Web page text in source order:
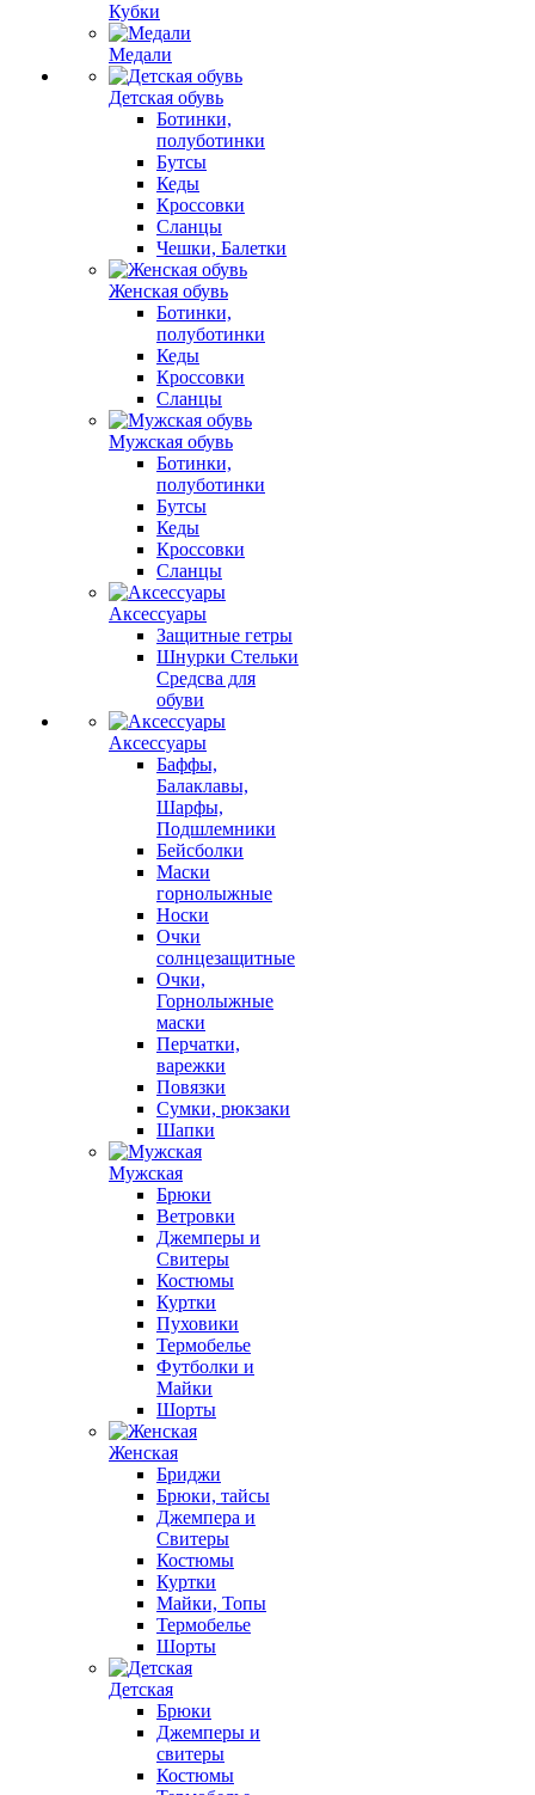
Кубки
Медали
Детская обувь
Ботинки,
полуботинки
Бутсы
Кеды
Кроссовки
Сланцы
Чешки, Балетки
Женская обувь
Ботинки,
полуботинки
Кеды
Кроссовки
Сланцы
Мужская обувь
Ботинки,
полуботинки
Бутсы
Кеды
Кроссовки
Сланцы
Аксессуары
Защитные гетры
Шнурки Стельки
Средсва для
обуви
Аксессуары
Баффы,
Балаклавы,
Шарфы,
Подшлемники
Бейсболки
Маски
горнолыжные
Носки
Очки
солнцезащитные
Очки,
Горнолыжные
маски
Перчатки,
варежки
Повязки
Сумки, рюкзаки
Шапки
Мужская
Брюки
Ветровки
Джемперы и
Свитеры
Костюмы
Куртки
Пуховики
Термобелье
Футболки и
Майки
Шорты
Женская
Бриджи
Брюки, тайсы
Джемпера и
Свитеры
Костюмы
Куртки
Майки, Топы
Термобелье
Шорты
Детская
Брюки
Джемперы и
свитеры
Костюмы